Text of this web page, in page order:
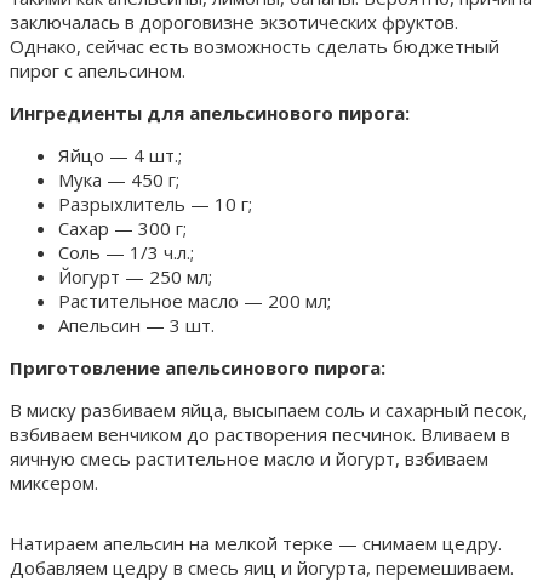
заключалась в дороговизне экзотических фруктов.
Однако, сейчас есть возможность сделать бюджетный
пирог с апельсином.
Ингредиенты для апельсинового пирога:
Яйцо — 4 шт.;
Мука — 450 г;
Разрыхлитель — 10 г;
Сахар — 300 г;
Соль — 1/3 ч.л.;
Йогурт — 250 мл;
Растительное масло — 200 мл;
Апельсин — 3 шт.
Приготовление апельсинового пирога:
В миску разбиваем яйца, высыпаем соль и сахарный песок,
взбиваем венчиком до растворения песчинок. Вливаем в
яичную смесь растительное масло и йогурт, взбиваем
миксером.
Натираем апельсин на мелкой терке — снимаем цедру.
Добавляем цедру в смесь яиц и йогурта, перемешиваем.